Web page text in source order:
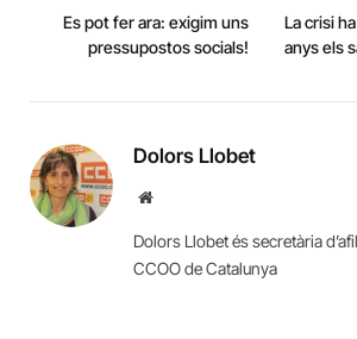
Es pot fer ara: exigim uns
pressupostos socials!
La crisi
anys els
Dolors Llobet
Website
Dolors Llobet és secretària
CCOO de Catalunya